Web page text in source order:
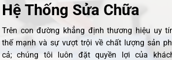
Hệ Thống Sửa Chữa
Trên con đường khẳng định thương hiệu uy
thế mạnh và sự vượt trội về chất lượng sản
cả; chúng tôi luôn đặt quyền lợi của